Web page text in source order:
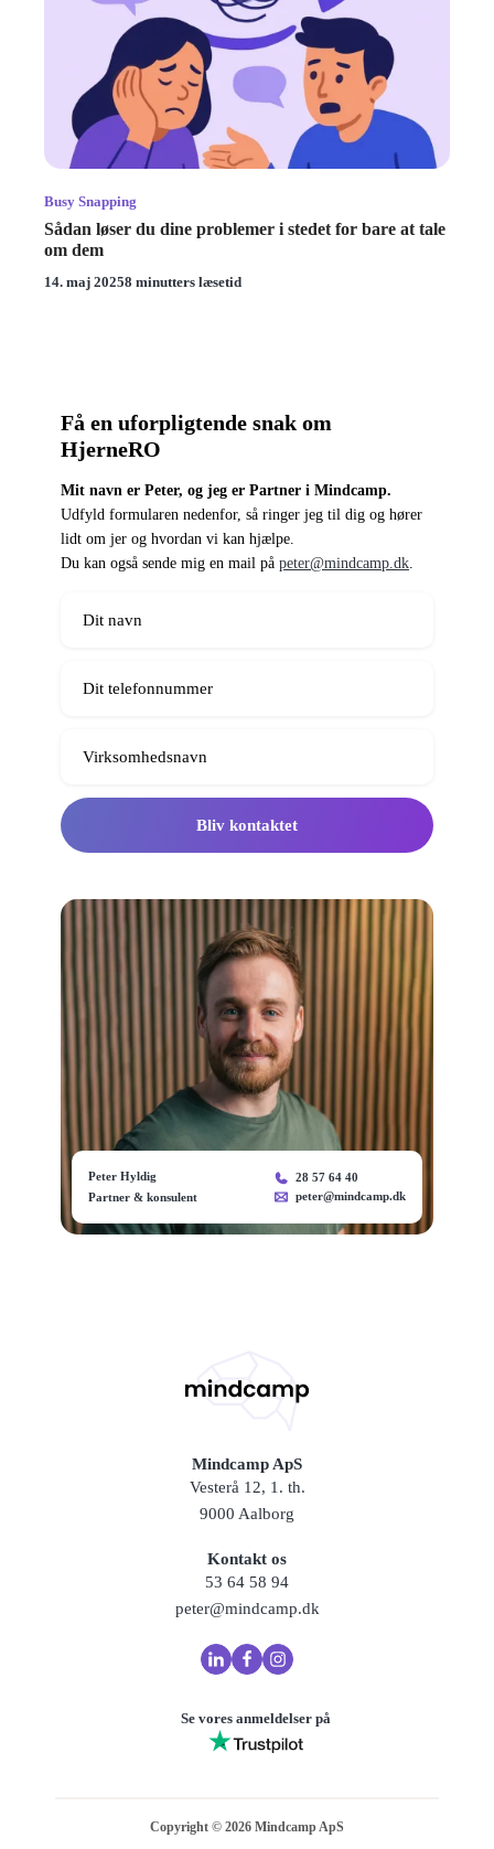
Busy Snapping
Sådan løser du dine problemer i stedet for bare at tale
om dem
14. maj 20258 minutters læsetid
Få en uforpligtende snak om
HjerneRO
Mit navn er Peter, og jeg er Partner i Mindcamp.
Udfyld formularen nedenfor, så ringer jeg til dig og hører
lidt om jer og hvordan vi kan hjælpe.
Du kan også sende mig en mail på peter@mindcamp.dk.
Bliv kontaktet
Peter Hyldig
Partner & konsulent
28 57 64 40
peter@mindcamp.dk
Mindcamp ApS
Vesterå 12, 1. th.
9000 Aalborg
Kontakt os
53 64 58 94
peter@mindcamp.dk
Se vores anmeldelser på
Copyright © 2026 Mindcamp ApS